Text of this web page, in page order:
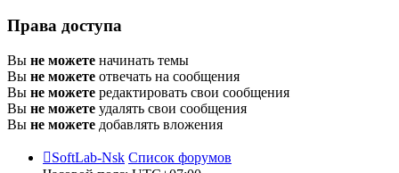
Права доступа
Вы не можете начинать темы
Вы не можете отвечать на сообщения
Вы не можете редактировать свои сообщения
Вы не можете удалять свои сообщения
Вы не можете добавлять вложения
SoftLab-Nsk Список форумов